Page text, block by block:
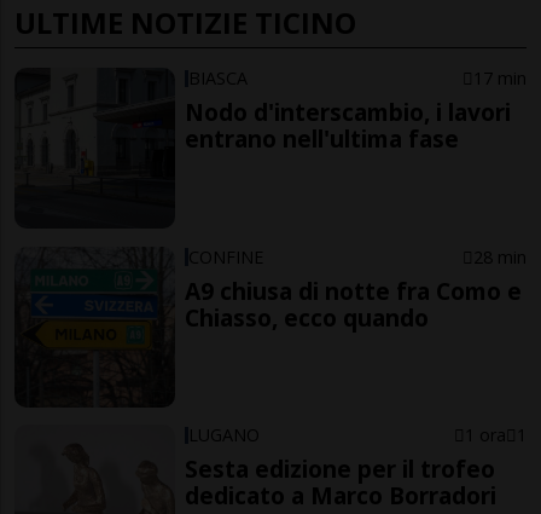
ULTIME NOTIZIE TICINO
BIASCA 17 min
Nodo d'interscambio, i lavori
entrano nell'ultima fase
CONFINE 28 min
A9 chiusa di notte fra Como e
Chiasso, ecco quando
LUGANO 1 ora 1
Sesta edizione per il trofeo
dedicato a Marco Borradori